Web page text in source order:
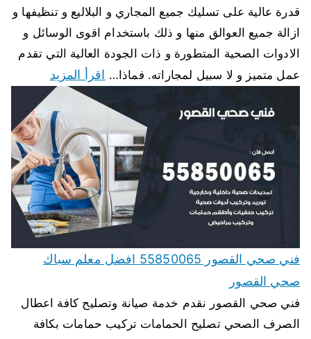
قدرة عالية على تسليك جميع المجاري و البلاليع و تنظيفها و
ازالة جميع العوالق منها و ذلك باستخدام اقوى الوسائل و
الادوات الصحية المتطورة و ذات الجودة العالية التي تقدم
عمل متميز و لا سبيل لمجاراته. فماذا… اقرأ المزيد
فني صحي القصور 55850065 افضل معلم سباك
صحي القصور
فني صحي القصور نقدم خدمة صيانة وتصليح كافة اعطال
الصرف الصحي تصليح الحمامات تركيب حمامات بكافة